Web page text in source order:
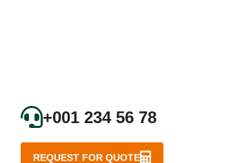
+001 234 56 78
REQUEST FOR QUOTE